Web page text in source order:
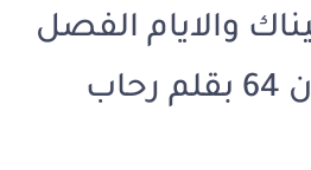
والايام الفصل
الرابع والستون 64 بقلم رحاب